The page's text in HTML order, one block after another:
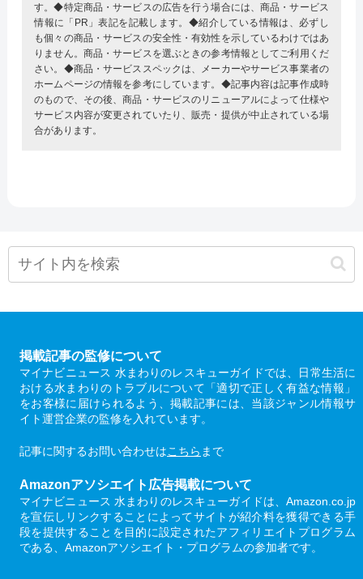
す。◆特定商品・サービスの広告を行う場合には、商品・サービス
情報に「PR」表記を記載します。◆紹介している情報は、必ずし
も個々の商品・サービスの安全性・有効性を示しているわけではあ
りません。商品・サービスを選ぶときの参考情報としてご利用くだ
さい。◆商品・サービススペックは、メーカーやサービス事業者の
ホームページの情報を参考にしています。◆記事内容は記事作成時
のもので、その後、商品・サービスのリニューアルによって仕様や
サービス内容が変更されていたり、販売・提供が中止されている場
合があります。
掲載記事の監修について
マイナビニュース 水まわりのレスキューガイドでは、日常生活に
おける水まわりのトラブルについて「適切で正しく有益な情報」
をお客様に届けられるよう、掲載記事には、当該ジャンル情報サ
イト運営企業の監修を入れています。
記事に関するお問い合わせはこちら まで
Amazonアソシエイト広告掲載について
マイナビニュース 水まわりのレスキューガイドは、Amazon.co.jp
を宣伝しリンクすることによってサイトが紹介料を獲得できる手
段を提供することを目的に設定されたアフィリエイトプログラム
である、Amazonアソシエイト・プログラムの参加者です。